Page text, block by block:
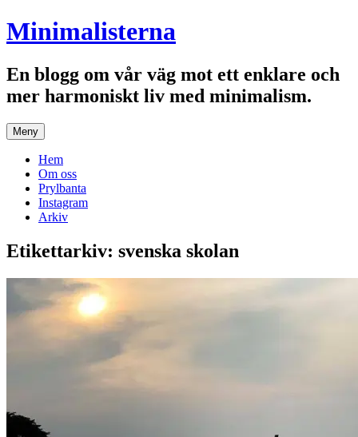
Hoppa
till
Minimalisterna
En blogg om vår väg mot ett enklare och
mer harmoniskt liv med minimalism.
Meny
Hem
Om oss
Prylbanta
Instagram
Arkiv
Etikettarkiv: svenska skolan